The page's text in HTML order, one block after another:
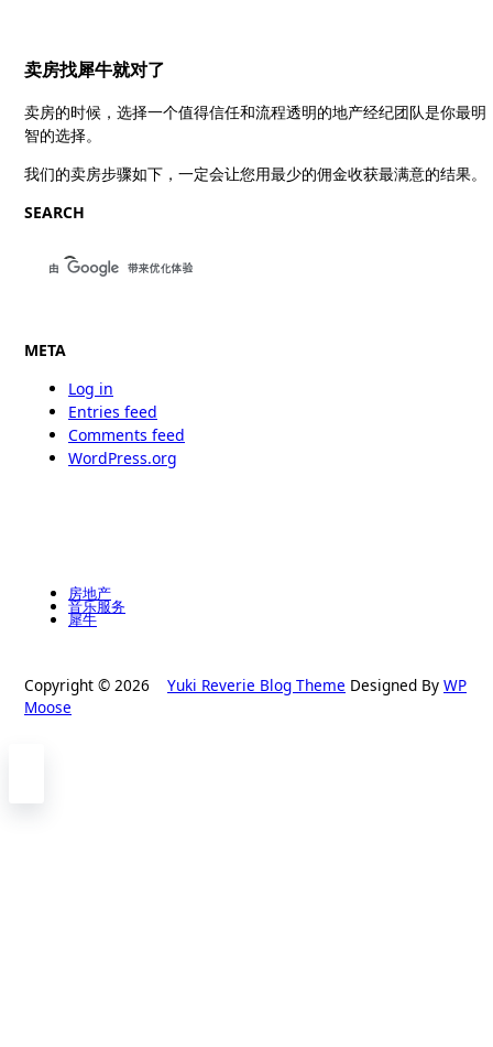
卖房找犀牛就对了
卖房的时候，选择一个值得信任和流程透明的地产经纪团队是你最明
智的选择。
我们的卖房步骤如下，一定会让您用最少的佣金收获最满意的结果。
SEARCH
META
Log in
Entries feed
Comments feed
WordPress.org
房地产
音乐服务
犀牛
Copyright © 2026 Yuki Reverie Blog Theme Designed By WP
Moose